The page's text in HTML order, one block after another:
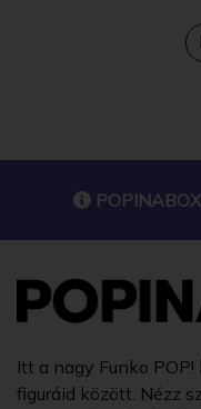
Itt a nagy Funko
figuráid között. Nézz